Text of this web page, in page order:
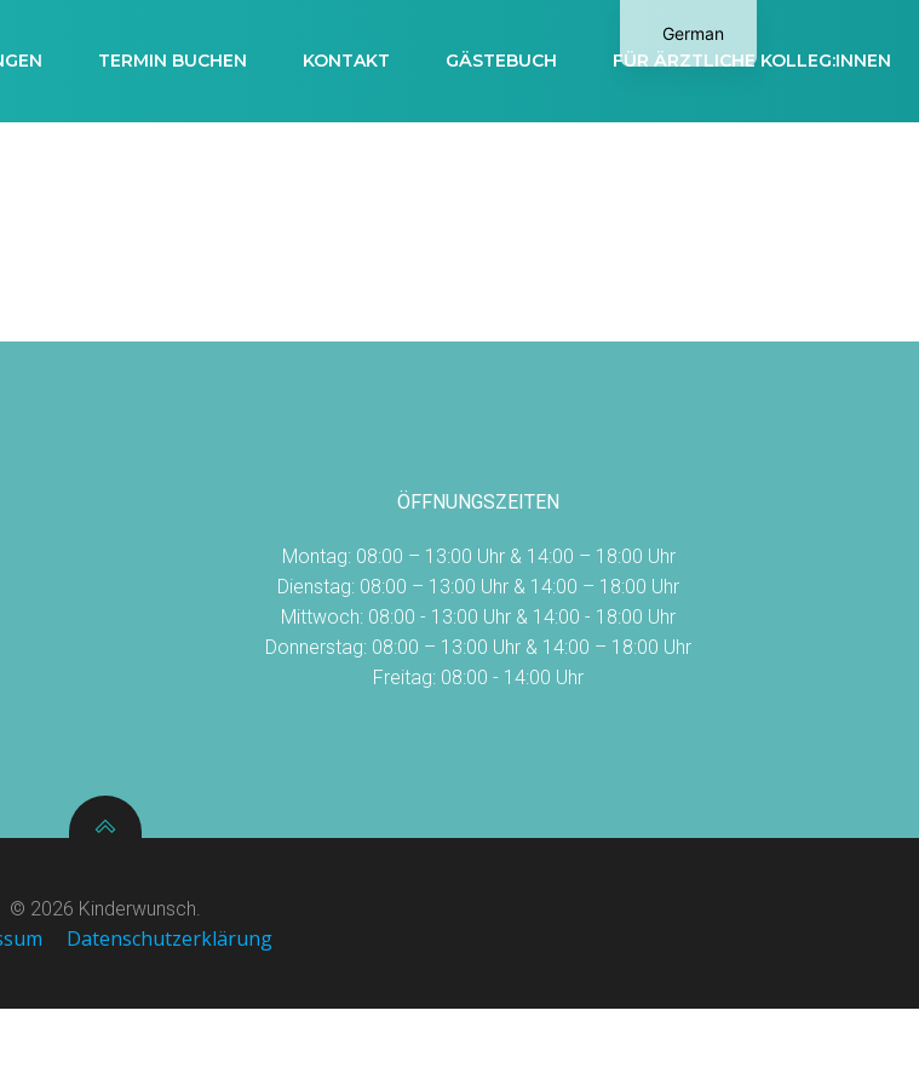
TERMIN BUCHEN KONTAKT GÄSTEBUCH FÜR ÄRZTLICHE KOLLEG:INNEN
ÖFFNUNGSZEITEN
Montag: 08:00 – 13:00 Uhr & 14:00 – 18:00 Uhr
Dienstag: 08:00 – 13:00 Uhr & 14:00 – 18:00 Uhr
Mittwoch: 08:00 - 13:00 Uhr & 14:00 - 18:00 Uhr
Donnerstag: 08:00 – 13:00 Uhr & 14:00 – 18:00 Uhr
Freitag: 08:00 - 14:00 Uhr
© 2026 Kinderwunsch.
Datenschutzerklärung
German
Arabic